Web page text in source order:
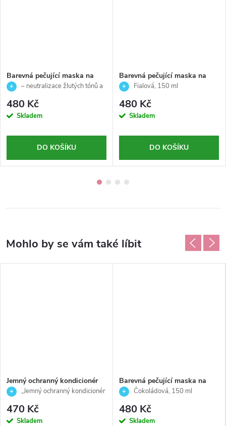
Barevná pečující maska na
vlasy – STUDENÁ BLOND –
– neutralizace žlutých tónů a
480 Kč
Skladem
DO KOŠÍKU
Barevná pečující maska na
vlasy –FIALOVÁ-Echosline-
Fialová, 150 ml
480 Kč
Skladem
DO KOŠÍKU
Jemný ochranný kondicionér
pro barvené vlasy-RE/START-
200ml
„Jemný ochranný kondicionér
470 Kč
Skladem
Barevná pečující maska na
vlasy-ČOKOLÁDOVÁ-
Čokoládová, 150 ml
480 Kč
Skladem